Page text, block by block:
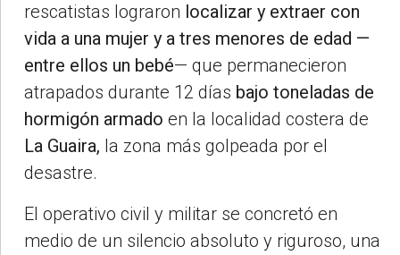
rescatistas lograron localizar y extraer con
vida a una mujer y a tres menores de edad —
entre ellos un bebé— que permanecieron
atrapados durante 12 días bajo toneladas de
hormigón armado en la localidad costera de
La Guaira, la zona más golpeada por el
desastre.
El operativo civil y militar se concretó en
medio de un silencio absoluto y riguroso, una